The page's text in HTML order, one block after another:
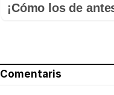
¡Cómo los de
Comentaris